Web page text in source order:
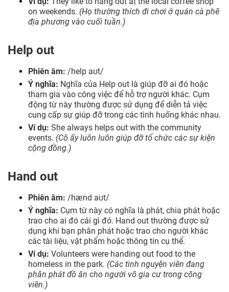
on weekends. (Họ thường thích đi chơi ở quán cà phê
địa phương vào cuối tuần.)
Help out
Phiên âm: /help aʊt/
Ý nghĩa: Nghĩa của Help out là giúp đỡ ai đó hoặc
tham gia vào công việc để hỗ trợ người khác. Cụm
động từ này thường được sử dụng để diễn tả việc
cung cấp sự giúp đỡ trong các tình huống khác nhau.
Ví dụ: She always helps out with the community
events. (Cô ấy luôn luôn giúp đỡ tổ chức các sự kiện
cộng đồng.)
Hand out
Phiên âm: /hænd aʊt/
Ý nghĩa: Cụm từ này có nghĩa là phát, chia phát hoặc
trao cho ai đó cái gì đó. Hand out thường được sử
dụng khi bạn phân phát hoặc trao cho người khác
các tài liệu, vật phẩm hoặc thông tin cụ thể.
Ví dụ: Volunteers were handing out food to the
homeless in the park. (Các tình nguyện viên đang
phân phát đồ ăn cho người vô gia cư trong công
viên.)